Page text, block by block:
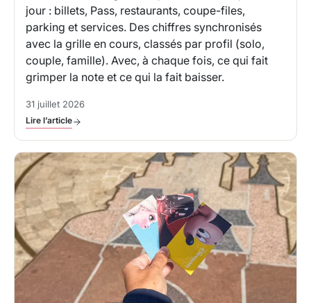
jour : billets, Pass, restaurants, coupe-files,
parking et services. Des chiffres synchronisés
avec la grille en cours, classés par profil (solo,
couple, famille). Avec, à chaque fois, ce qui fait
grimper la note et ce qui la fait baisser.
31 juillet 2026
Lire l’article